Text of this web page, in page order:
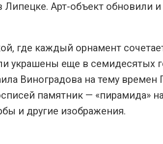
Арт-объект обновили и
где каждый орнамент
украшены еще в семидесятых
Виноградова на тему времен
памятник — «пирамида»
и другие изображения.